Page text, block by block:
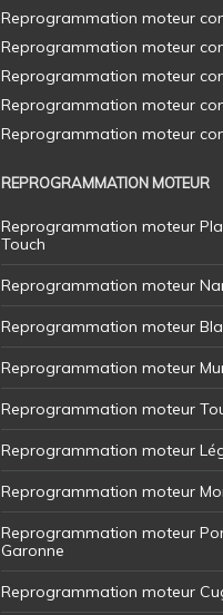
REPROGRAMMATION MOTEUR
Reprogrammation moteur
Touch
Reprogrammation moteur
Reprogrammation moteur
Reprogrammation moteur
Reprogrammation moteur
Reprogrammation moteur
Reprogrammation moteur
Reprogrammation moteur
Garonne
Reprogrammation moteur
Reprogrammation moteur
Reprogrammation moteur
Reprogrammation moteur
Reprogrammation moteur
Reprogrammation moteur